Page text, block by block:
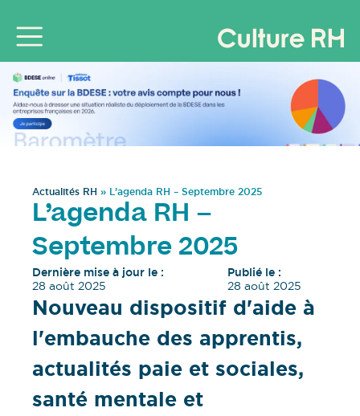
Actualités RH » L’agenda RH – Septembre 2025
L’agenda RH –
Septembre 2025
Dernière mise à jour le :
28 août 2025
Publié le :
28 août 2025
Nouveau dispositif d'aide à
l'embauche des apprentis,
actualités paie et sociales,
santé mentale et